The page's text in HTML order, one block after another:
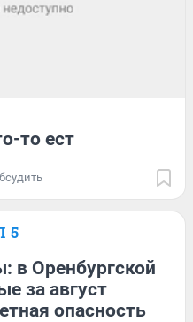
то ест
5
в Оренбургской
за август
опасность